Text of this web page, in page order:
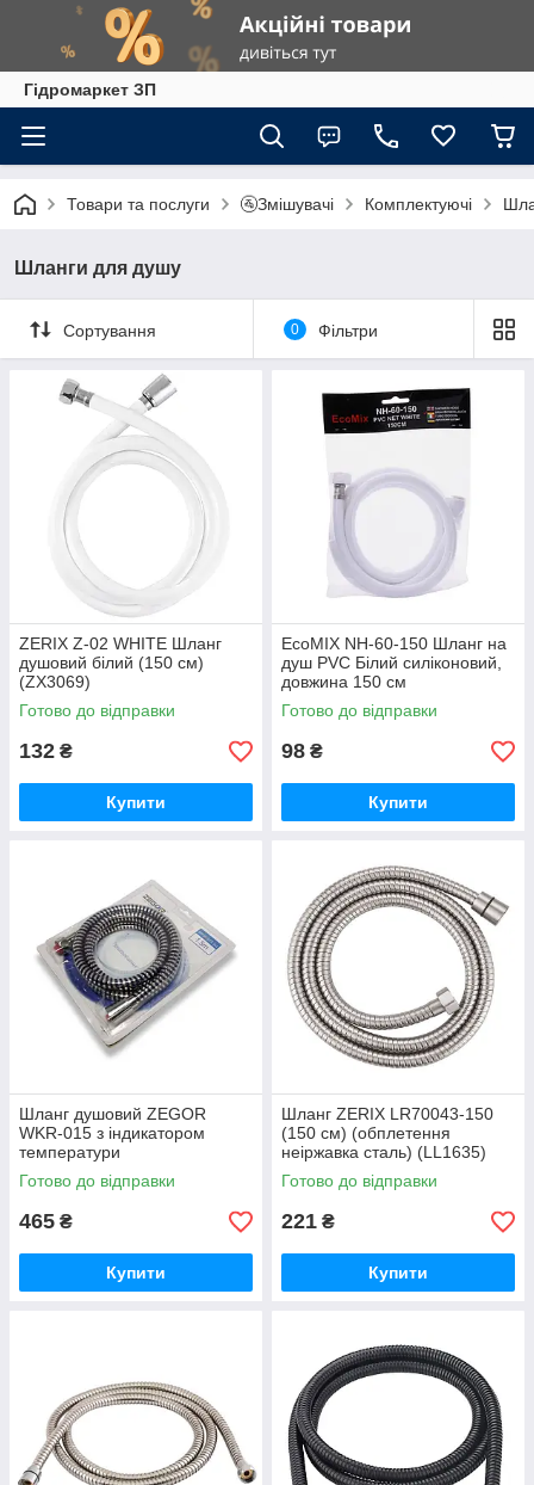
Гiдромаркет ЗП
Товари та послуги 🚰Змішувачі Комплектуючі
Шланги для душу
Сортування 0 Фільтри
ZERIX Z-02 WHITE Шланг
душовий білий (150 см)
(ZX3069)
Готово до відправки
132 ₴
Купити
EcoMIX NH-60-150 Шланг на
душ PVC Білий силіконовий,
довжина 150 см
Готово до відправки
98 ₴
Купити
Шланг душовий ZEGOR
WKR-015 з індикатором
температури
Готово до відправки
465 ₴
Купити
Шланг ZERIX LR70043-150
(150 см) (обплетення
неіржавка сталь) (LL1635)
Готово до відправки
221 ₴
Купити